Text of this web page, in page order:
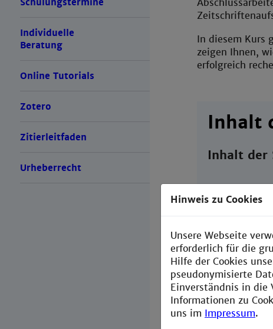
Individuelle
Beratung
Online Tutorials
Zotero
Zitierleitfaden
Urheberrecht
In diesem Kurs
zeigen Ihnen,
erfolgreich
Inhalt
Inhalt der
E-Books
Weitere
Bücher
Hinweis zu Cookies
Unsere Webseite
erforderlich für die
Hilfe der Cookies
pseudonymisierte
Einverständnis in die
Informationen zu
uns im Impressum.